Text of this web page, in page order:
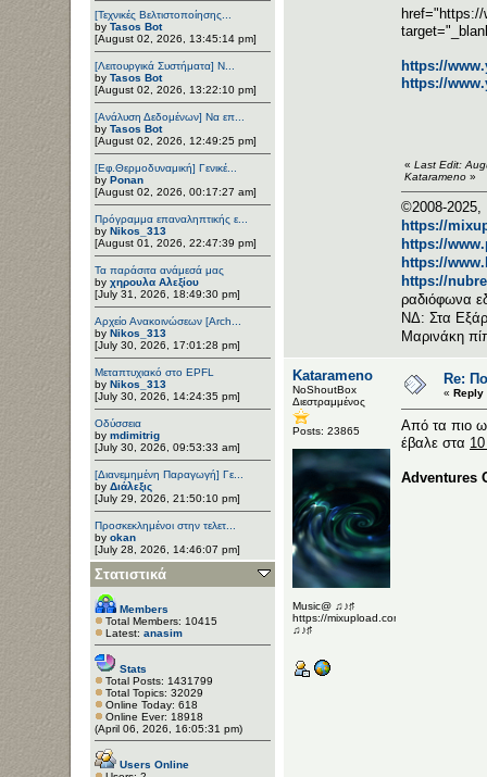
[Τεχνικές Βελτιστοποίησης...
by Tasos Bot
[August 02, 2026, 13:45:14 pm]
[Λειτουργικά Συστήματα] Ν...
by Tasos Bot
[August 02, 2026, 13:22:10 pm]
[Ανάλυση Δεδομένων] Να επ...
by Tasos Bot
[August 02, 2026, 12:49:25 pm]
[Εφ.Θερμοδυναμική] Γενικέ...
by Ponan
[August 02, 2026, 00:17:27 am]
Πρόγραμμα επαναληπτικής ε...
by Nikos_313
[August 01, 2026, 22:47:39 pm]
Τα παράσιτα ανάμεσά μας
by χηρουλα Αλεξίου
[July 31, 2026, 18:49:30 pm]
Αρχείο Ανακοινώσεων [Arch...
by Nikos_313
[July 30, 2026, 17:01:28 pm]
Μεταπτυχιακό στο EPFL
by Nikos_313
[July 30, 2026, 14:24:35 pm]
Οδύσσεια
by mdimitrig
[July 30, 2026, 09:53:33 am]
[Διανεμημένη Παραγωγή] Γε...
by Διάλεξις
[July 29, 2026, 21:50:10 pm]
Προσκεκλημένοι στην τελετ...
by okan
[July 28, 2026, 14:46:07 pm]
Στατιστικά
Members
Total Members: 10415
Latest: anasim
Stats
Total Posts: 1431799
Total Topics: 32029
Online Today: 618
Online Ever: 18918
(April 06, 2026, 16:05:31 pm)
Users Online
https://
https://
« Last Edit:
Katarameno »
©2008-2025,
https://
https://
https://
https://
ραδιόφωνα
ΝΔ: Στα
Μαρινάκη
Katarameno
NoShoutBox
Διεστραμμένος
Posts: 23865
Music@ ♫♪♯
https://mixupload.com/u/Katarameno/
♫♪♯
Re:
« Reply
Aπό τα πιο
έβαλε στα
Adventures